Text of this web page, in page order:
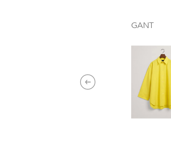
GANT
Previous